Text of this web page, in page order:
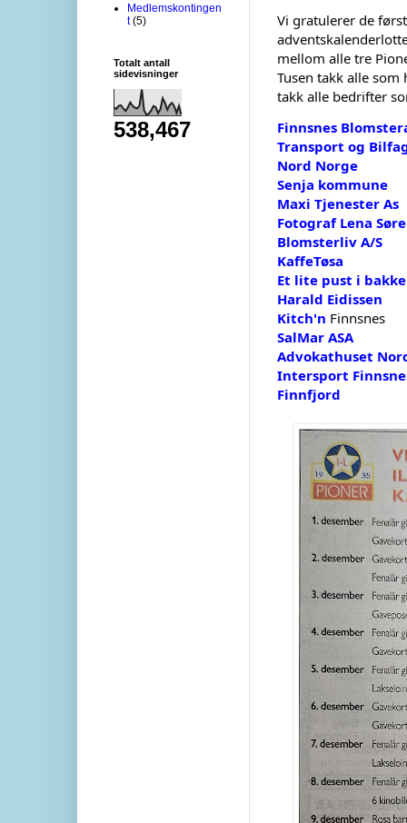
Vi gratulerer de
mellom alle tre
Tusen takk alle som
takk alle bedrifter
Finnsnes
Transport og
Nord Norge
Senja kommune
Maxi Tjenester As
Fotograf Lena
Blomsterliv A/S
KaffeTøsa
Et lite pust i
Harald Eidissen
Kitch'n Finnsnes
SalMar ASA
Advokathuset
Intersport
Finnfjord
Medlemskontingen
t (5)
Totalt antall
sidevisninger
538,467